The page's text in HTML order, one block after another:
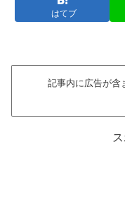
はてブ
記事内に広告が含